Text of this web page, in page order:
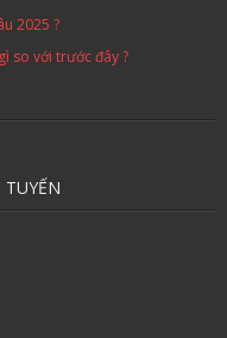
2025 ?
so với trước đây ?